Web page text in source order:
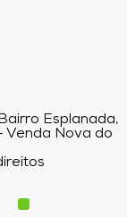
Esplanada,
Venda Nova do